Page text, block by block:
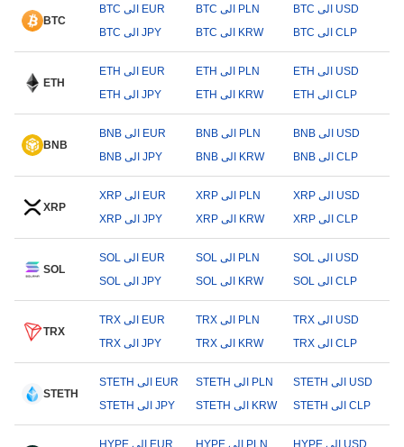
BTC
BTC الى EUR BTC الى PLN
BTC الى USD
BTC الى JPY
BTC الى KRW BTC الى CLP
ETH
ETH الى EUR ETH الى PLN
ETH الى USD
ETH الى JPY
ETH الى KRW ETH الى CLP
BNB
BNB الى EUR BNB الى PLN
BNB الى USD
BNB الى JPY
BNB الى KRW BNB الى CLP
XRP
XRP الى EUR XRP الى PLN
XRP الى USD
XRP الى JPY
XRP الى KRW XRP الى CLP
SOL
SOL الى EUR SOL الى PLN
SOL الى USD
SOL الى JPY
SOL الى KRW SOL الى CLP
TRX
TRX الى EUR TRX الى PLN
TRX الى USD
TRX الى JPY
TRX الى KRW TRX الى CLP
STETH
STETH الى EUR STETH الى PLN
STETH الى USD
STETH الى JPY
STETH الى KRW STETH الى CLP
HYPE الى EUR HYPE الى PLN
HYPE الى USD